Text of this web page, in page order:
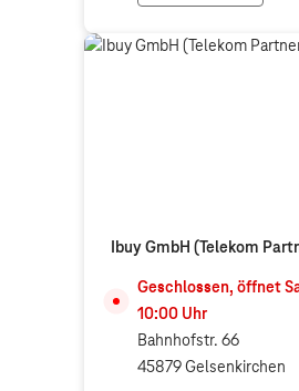
Ibuy GmbH (Telekom
Geschlossen, öffnet
10:00 Uhr
Bahnhofstr. 66
45879 Gelsenkirchen